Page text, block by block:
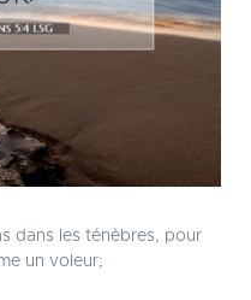
dans les ténèbres, pour
un voleur;